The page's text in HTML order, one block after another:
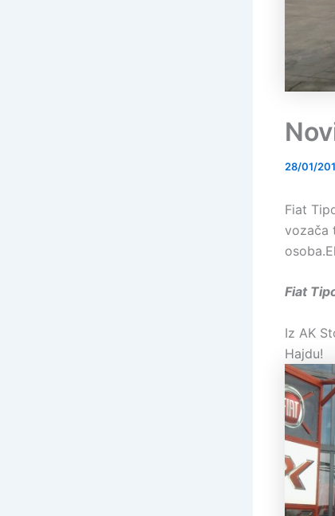
28/01/
Fiat
vozača
Fiat
Iz AK
Hajdu!